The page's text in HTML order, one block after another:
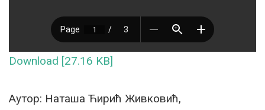
Download [27.16 KB]
Аутор: Наташа Ћирић Живковић,